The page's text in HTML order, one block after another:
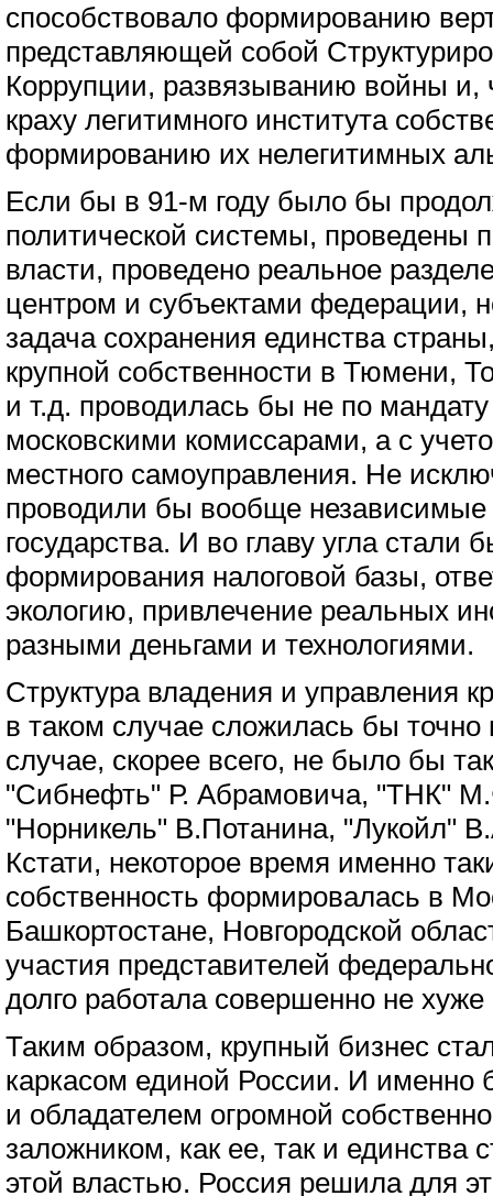
способствовало формированию
представляющей собой
Коррупции, развязыванию войны и,
краху легитимного института
формированию их нелегитимных
Если бы в 91-м году было бы
политической системы, проведены
власти, проведено реальное
центром и субъектами федерации,
задача сохранения единства
крупной собственности в Тюмени,
и т.д. проводилась бы не по
московскими комиссарами, а с
местного самоуправления. Не
проводили бы вообще независимые
государства. И во главу угла стали
формирования налоговой базы,
экологию, привлечение реальных
разными деньгами и технологиями.
Структура владения и управления
в таком случае сложилась бы точно
случае, скорее всего, не было бы
"Сибнефть" Р. Абрамовича, "ТНК"
"Норникель" В.Потанина, "Лукойл"
Кстати, некоторое время именно
собственность формировалась в
Башкортостане, Новгородской
участия представителей
долго работала совершенно не
Таким образом, крупный бизнес
каркасом единой России. И именно
и обладателем огромной
заложником, как ее, так и единства
этой властью. Россия решила для